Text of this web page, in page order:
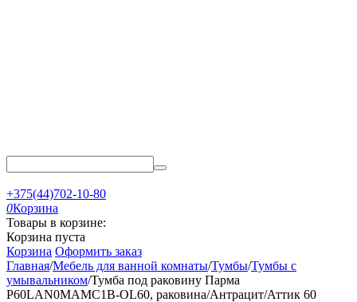
+375(44)702-10-80
0Корзина
Товары в корзине:
Корзина пуста
Корзина Оформить заказ
Главная/Мебель для ванной комнаты/Тумбы/Тумбы с
умывальником/Тумба под раковину Парма
P60LAN0MAMC1B-OL60, раковина/Антрацит/Аттик 60